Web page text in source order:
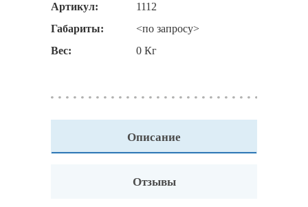
Артикул:
1112
Габариты:
<по запросу>
Вес:
0 Кг
Описание
Отзывы